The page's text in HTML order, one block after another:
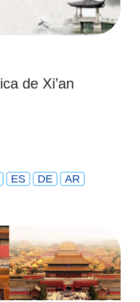
de Xi’an
ES DE AR